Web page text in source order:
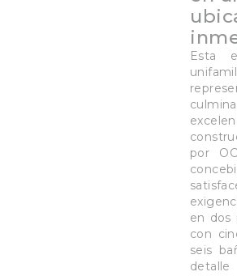
Esta
por
en dos
con
seis